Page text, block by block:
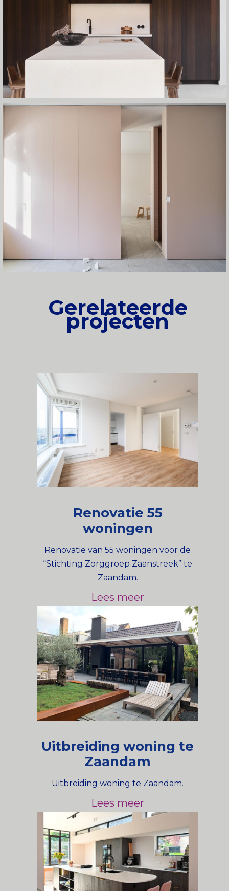
Gerelateerde
projecten
Renovatie 55
woningen
Renovatie van 55 woningen voor de
“Stichting Zorggroep Zaanstreek” te
Zaandam.
Lees meer
Uitbreiding woning te
Zaandam
Uitbreiding woning te Zaandam.
Lees meer